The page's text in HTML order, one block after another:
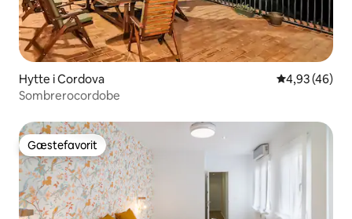
Hytte i Cordova 4,93 ud af 5 i
4,93 (46)
Sombrerocordobe
Gæstefavorit
Gæstefavorit